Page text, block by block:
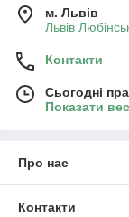
м. Львів
Львів
Контакти
Сьогодні
Показати
Про нас
Контакти